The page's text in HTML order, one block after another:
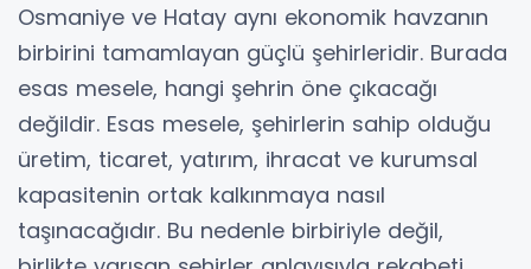
Osmaniye ve Hatay aynı ekonomik havzanın
birbirini tamamlayan güçlü şehirleridir. Burada
esas mesele, hangi şehrin öne çıkacağı
değildir. Esas mesele, şehirlerin sahip olduğu
üretim, ticaret, yatırım, ihracat ve kurumsal
kapasitenin ortak kalkınmaya nasıl
taşınacağıdır. Bu nedenle birbiriyle değil,